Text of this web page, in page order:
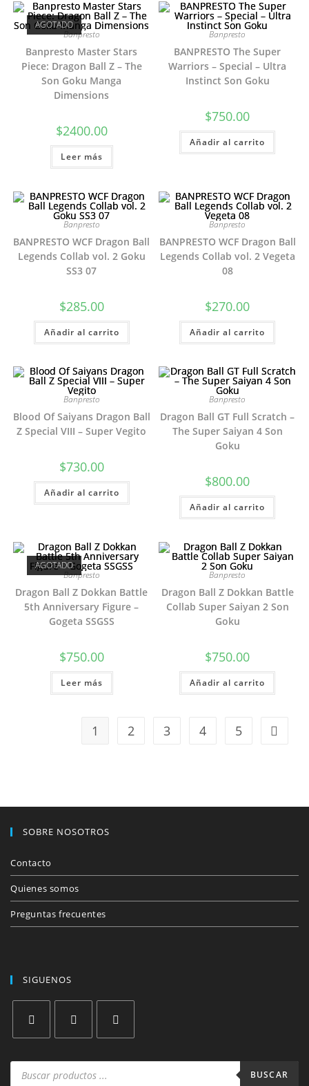
AGOTADO
Banpresto
Banpresto Master Stars
Piece: Dragon Ball Z – The
Son Goku Manga
Dimensions
$2400.00
Leer más
Banpresto
BANPRESTO The Super
Warriors – Special – Ultra
Instinct Son Goku
$750.00
Añadir al carrito
Banpresto
BANPRESTO WCF Dragon Ball
Legends Collab vol. 2 Goku
SS3 07
$285.00
Añadir al carrito
Banpresto
BANPRESTO WCF Dragon Ball
Legends Collab vol. 2 Vegeta
08
$270.00
Añadir al carrito
Banpresto
Blood Of Saiyans Dragon Ball
Z Special VIII – Super Vegito
$730.00
Añadir al carrito
Banpresto
Dragon Ball GT Full Scratch –
The Super Saiyan 4 Son
Goku
$800.00
Añadir al carrito
AGOTADO
Banpresto
Dragon Ball Z Dokkan Battle
5th Anniversary Figure –
Gogeta SSGSS
$750.00
Leer más
Banpresto
Dragon Ball Z Dokkan Battle
Collab Super Saiyan 2 Son
Goku
$750.00
Añadir al carrito
1 2 3 4 5
SOBRE NOSOTROS
Contacto
Quienes somos
Preguntas frecuentes
SIGUENOS
abre
en
abre
en
abre
en
Búsqueda
BUSCAR